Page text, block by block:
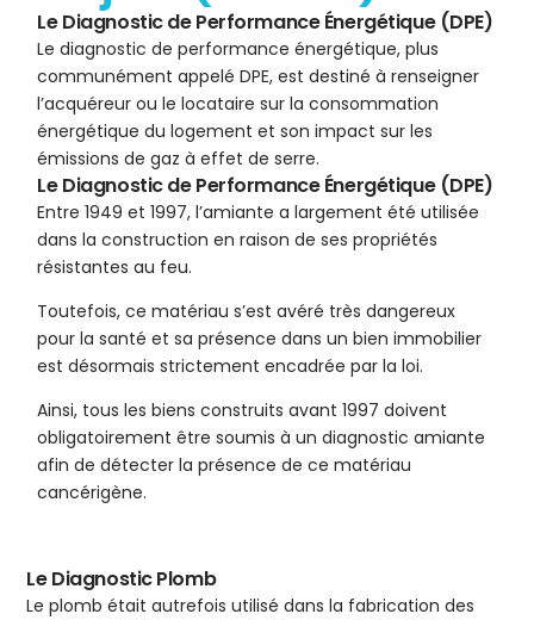
Le Diagnostic de Performance Énergétique (DPE)
Le diagnostic de performance énergétique, plus
communément appelé DPE, est destiné à renseigner
l’acquéreur ou le locataire sur la consommation
énergétique du logement et son impact sur les
émissions de gaz à effet de serre.
Le Diagnostic de Performance Énergétique (DPE)
Entre 1949 et 1997, l’amiante a largement été utilisée
dans la construction en raison de ses propriétés
résistantes au feu.
Toutefois, ce matériau s’est avéré très dangereux
pour la santé et sa présence dans un bien immobilier
est désormais strictement encadrée par la loi.
Ainsi, tous les biens construits avant 1997 doivent
obligatoirement être soumis à un diagnostic amiante
afin de détecter la présence de ce matériau
cancérigène.
Le Diagnostic Plomb
Le plomb était autrefois utilisé dans la fabrication des